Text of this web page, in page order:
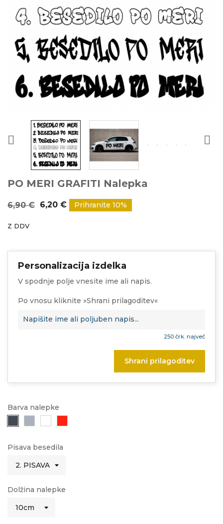
 
PO MERI GRAFITI Nalepka
6,90 € 6,20 € Prihranite 10%
Z DDV
Personalizacija izdelka
V spodnje polje vnesite ime ali napis.
Po vnosu kliknite »Shrani prilagoditev«
250 črk. največ
Shrani prilagoditev
Barva nalepke
Pisava besedila
Dolžina nalepke